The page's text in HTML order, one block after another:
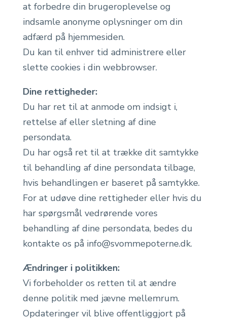
at forbedre din brugeroplevelse og
indsamle anonyme oplysninger om din
adfærd på hjemmesiden.
Du kan til enhver tid administrere eller
slette cookies i din webbrowser.
Dine rettigheder:
Du har ret til at anmode om indsigt i,
rettelse af eller sletning af dine
persondata.
Du har også ret til at trække dit samtykke
til behandling af dine persondata tilbage,
hvis behandlingen er baseret på samtykke.
For at udøve dine rettigheder eller hvis du
har spørgsmål vedrørende vores
behandling af dine persondata, bedes du
kontakte os på info@svommepoterne.dk.
Ændringer i politikken:
Vi forbeholder os retten til at ændre
denne politik med jævne mellemrum.
Opdateringer vil blive offentliggjort på